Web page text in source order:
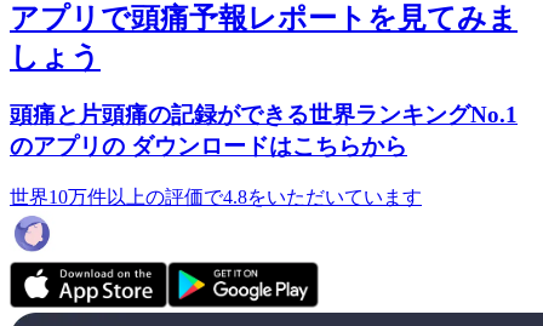
アプリで頭痛予報レポートを見てみま
しょう
頭痛と片頭痛の記録ができる世界ランキングNo.1
のアプリの ダウンロードはこちらから
世界10万件以上の評価で4.8をいただいています